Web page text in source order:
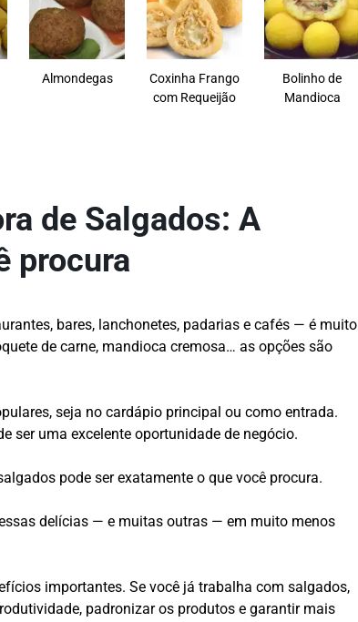
Fritadeiras
Almondegas
Coxinha Frango
com Requeijão
Bolinho de
Mandioca
de Salgados: A
procura
bares, lanchonetes, padarias e cafés — é muito
de carne, mandioca cremosa… as opções são
seja no cardápio principal ou como entrada.
ser uma excelente oportunidade de negócio.
pode ser exatamente o que você procura.
delícias — e muitas outras — em muito menos
importantes. Se você já trabalha com salgados,
padronizar os produtos e garantir mais